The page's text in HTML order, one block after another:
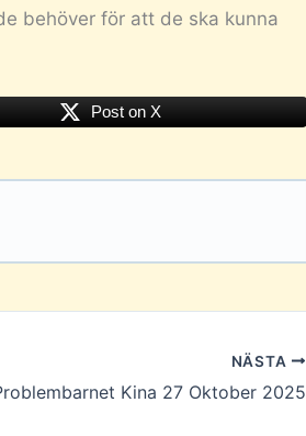
behöver för att de ska kunna
Post on X
NÄSTA
Kina 27 Oktober 2025